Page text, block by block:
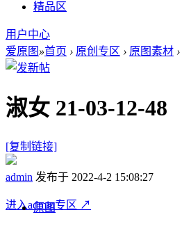
精品区
用户中心
爱原图 »首页 › 原创专区 › 原图素材 ›
淑女 21-03-12-48
[复制链接]
admin 发布于 2022-4-2 15:08:27
进入admin专区 ↗
原图